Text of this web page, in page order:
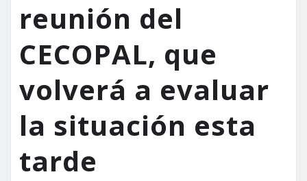
reunión del
CECOPAL, que
volverá a evaluar
la situación esta
tarde